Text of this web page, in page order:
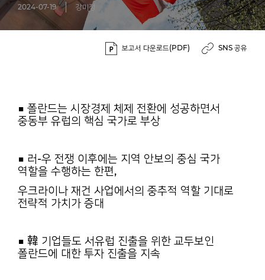
2024-07-19 강미정
보고서 다운로드(PDF) SNS 공유
■ 폴란드는 시장경제 체제 전환에 성공하면서
중동부 유럽의 핵심 국가로 부상
■ 러-우 전쟁 이후에는 지역 안보의 중심 국가
역할을 수행하는 한편,
우크라이나 재건 사업에서의 중추적 역할 기대로
전략적 가치가 증대
■ 韓 기업들도 서유럽 진출을 위한 교두보인
폴란드에 대한 투자 진출을 지속